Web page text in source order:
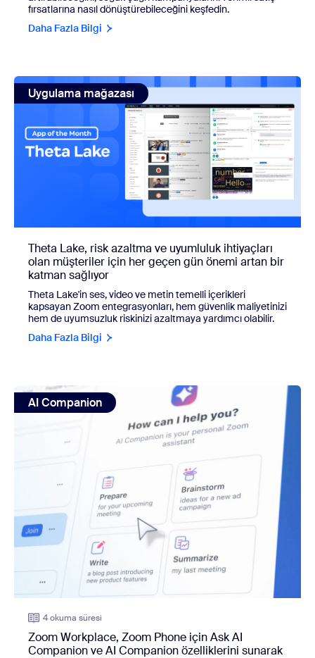
fırsatlarına nasıl dönüştürebileceğini keşfedin.
Daha Fazla Bilgi
view: Theta Lake, risk azaltma ve uyumluluk ihtiyaçları
Uygulama mağazası
Theta Lake, risk azaltma ve uyumluluk ihtiyaçları
olan müşteriler için her geçen gün önemi artan bir
katman sağlıyor
Theta Lake'in ses, video ve metin temelli içerikleri
kapsayan Zoom entegrasyonları, hem güvenlik maliyetinizi
hem de uyumsuzluk riskinizi azaltmaya yardımcı olabilir.
Daha Fazla Bilgi
view: Zoom Workplace, Zoom Phone için Ask AI
AI Companion
4 okuma süresi
Zoom Workplace, Zoom Phone için Ask AI
Companion ve AI Companion özelliklerini sunarak